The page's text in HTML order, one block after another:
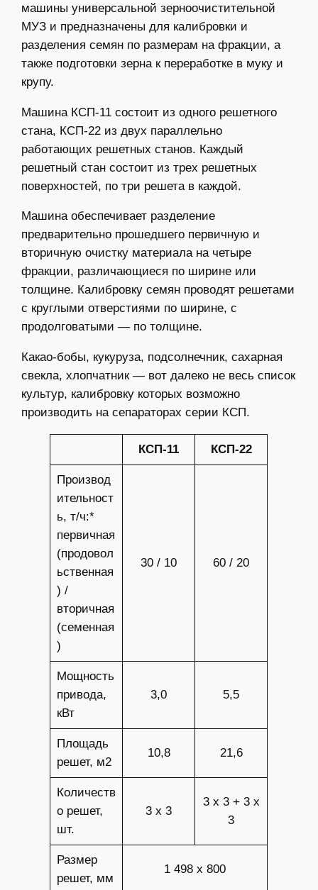
машины универсальной зерноочистительной
МУЗ и предназначены для калибровки и
разделения семян по размерам на фракции, а
также подготовки зерна к переработке в муку и
крупу.
Машина КСП-11 состоит из одного решетного
стана, КСП-22 из двух параллельно
работающих решетных станов. Каждый
решетный стан состоит из трех решетных
поверхностей, по три решета в каждой.
Машина обеспечивает разделение
предварительно прошедшего первичную и
вторичную очистку материала на четыре
фракции, различающиеся по ширине или
толщине. Калибровку семян проводят решетами
с круглыми отверстиями по ширине, с
продолговатыми — по толщине.
Какао-бобы, кукуруза, подсолнечник, сахарная
свекла, хлопчатник — вот далеко не весь список
культур, калибровку которых возможно
производить на сепараторах серии КСП.
КСП-11 КСП-22
Производ
ительност
ь, т/ч:*
первичная
(продовол
ьственная
) /
вторичная
(семенная
)
30 / 10 60 / 20
Мощность
привода,
кВт
3,0 5,5
Площадь
решет, м2
10,8 21,6
Количеств
о решет,
шт.
3 х 3
3 х 3 + 3 х
3
Размер
решет, мм
1 498 х 800